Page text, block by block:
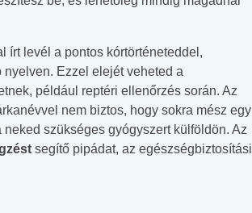
írt levél a pontos kórtörténeteddel,
Ezzel elejét veheted a
például reptéri ellenőrzés során. Az
nem biztos, hogy sokra mész egy
szükséges gyógyszert külföldön. Az
segítő pipádat, az egészségbiztosítási